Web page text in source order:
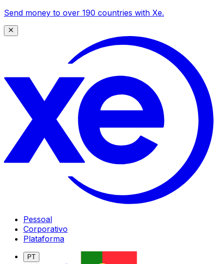
Send money to over 190 countries with Xe.
Pessoal
Corporativo
Plataforma
PT